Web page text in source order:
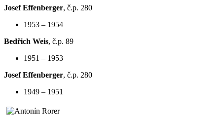
Josef Effenberger, č.p. 280
1953 – 1954
Bedřich Weis, č.p. 89
1951 – 1953
Josef Effenberger, č.p. 280
1949 – 1951